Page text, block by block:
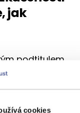
cookies
jak
podtitulem
podzimní